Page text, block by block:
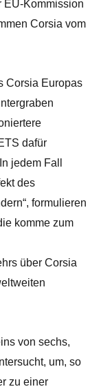
EU-Kommission
Corsia vom
Corsia Europas
dafür
jedem Fall
des
formulieren
komme zum
über Corsia
von sechs,
um, so
zu einer